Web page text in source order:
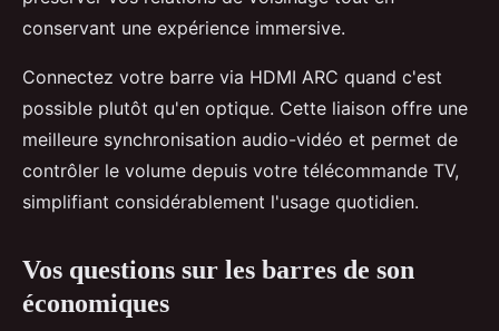
conservant une expérience immersive.
Connectez votre barre via HDMI ARC quand c'est
possible plutôt qu'en optique. Cette liaison offre une
meilleure synchronisation audio-vidéo et permet de
contrôler le volume depuis votre télécommande TV,
simplifiant considérablement l'usage quotidien.
Vos questions sur les barres de son
économiques